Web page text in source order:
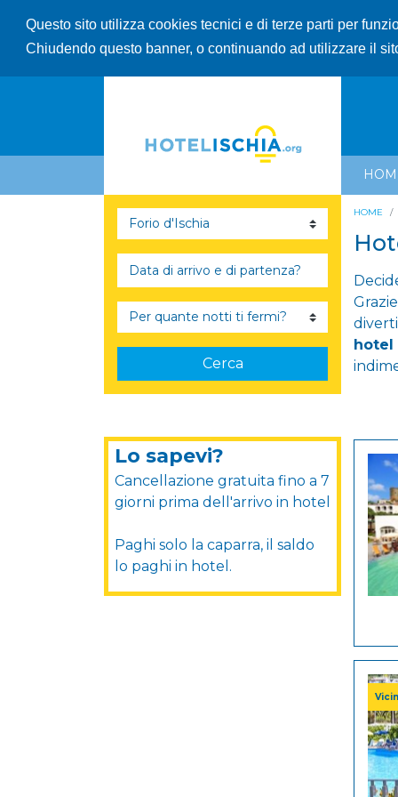
Questo sito utilizza cookies tecnici e di terze parti per
Chiudendo questo banner, o continuando ad utilizzare il
Cerca
Lo sapevi?
Cancellazione gratuita fino a 7
giorni prima dell'arrivo in hotel
Paghi solo la caparra, il saldo
lo paghi in hotel.
HOME
hotel